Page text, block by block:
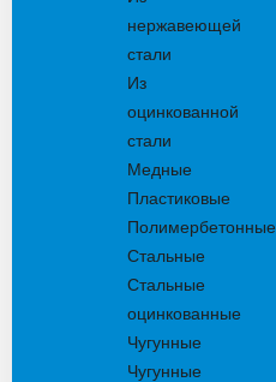
нержавеющей
стали
Из
оцинкованной
стали
Медные
Пластиковые
Полимербетонные
Стальные
Стальные
оцинкованные
Чугунные
Чугунные